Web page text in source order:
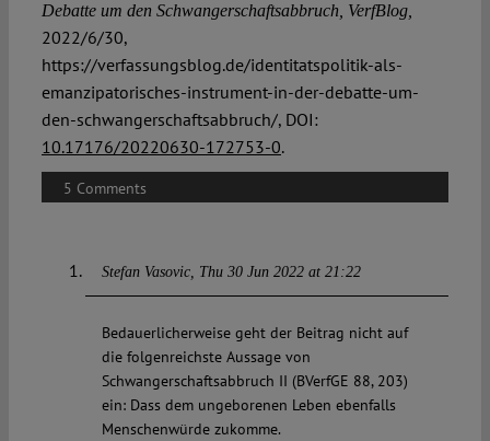
Debatte um den Schwangerschaftsabbruch, VerfBlog,
2022/6/30,
https://verfassungsblog.de/identitatspolitik-als-
emanzipatorisches-instrument-in-der-debatte-um-
den-schwangerschaftsabbruch/, DOI:
10.17176/20220630-172753-0.
5 Comments
Stefan Vasovic Thu 30 Jun 2022 at 21:22
Bedauerlicherweise geht der Beitrag nicht auf
die folgenreichste Aussage von
Schwangerschaftsabbruch II (BVerfGE 88, 203)
ein: Dass dem ungeborenen Leben ebenfalls
Menschenwürde zukomme.